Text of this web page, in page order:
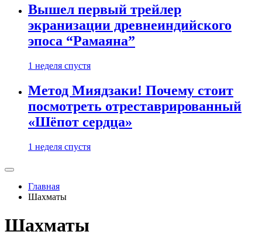
Вышел первый трейлер
экранизации древнеиндийского
эпоса “Рамаяна”
1 неделя спустя
Метод Миядзаки! Почему стоит
посмотреть отреставрированный
«Шёпот сердца»
1 неделя спустя
Главная
Шахматы
Шахматы